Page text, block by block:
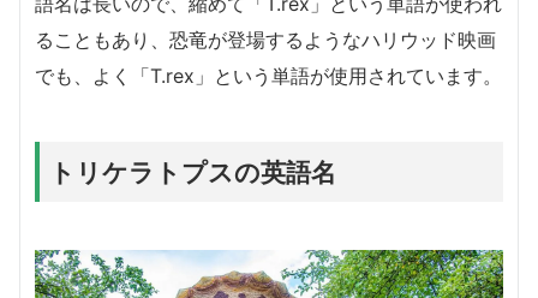
ることもあり、恐竜が登場するようなハリウッド映画
でも、よく「T.rex」という単語が使用されています。
トリケラトプスの英語名